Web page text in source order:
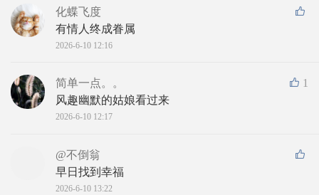
化蝶飞度
有情人终成眷属
2026-6-10 12:16
1
简单一点。。
风趣幽默的姑娘看过来
2026-6-10 12:17
@不倒翁
早日找到幸福
2026-6-10 13:22